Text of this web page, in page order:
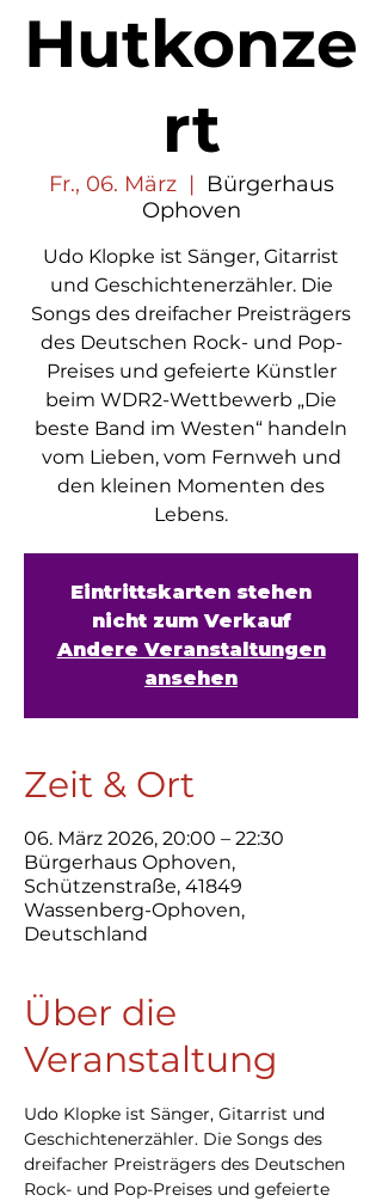
Hutkonze
rt
Fr., 06. März
  |
Bürgerhaus
Ophoven
Udo Klopke ist Sänger, Gitarrist
und Geschichtenerzähler. Die
Songs des dreifacher Preisträgers
des Deutschen Rock- und Pop-
Preises und gefeierte Künstler
beim WDR2-Wettbewerb „Die
beste Band im Westen“ handeln
vom Lieben, vom Fernweh und
den kleinen Momenten des
Lebens.
Eintrittskarten stehen
nicht zum Verkauf
Andere Veranstaltungen
ansehen
Zeit & Ort
06. März 2026, 20:00 – 22:30
Bürgerhaus Ophoven,
Schützenstraße, 41849
Wassenberg-Ophoven,
Deutschland
Über die
Veranstaltung
Udo Klopke ist Sänger, Gitarrist und
Geschichtenerzähler. Die Songs des
dreifacher Preisträgers des Deutschen
Rock- und Pop-Preises und gefeierte